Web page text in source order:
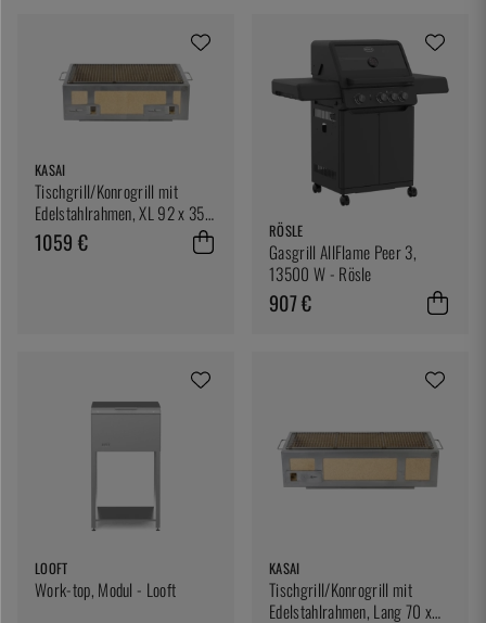
KASAI
Tischgrill/Konrogrill mit
Edelstahlrahmen, XL 92 x 35,5
cm - Kasai
1059 € RÖSLE
Gasgrill AllFlame Peer 3,
13500 W - Rösle
907 €
LOOFT
Work-top, Modul - Looft
KASAI
Tischgrill/Konrogrill mit
Edelstahlrahmen, Lang 70 x